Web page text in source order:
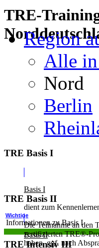
TRE-
Region
Alle
Nord
Berlin
TRE Basis I
Basis I
dient zum
Die Teilnahme an den
zertifizierten TRE®-
haben, ggf. nach
Wichtige
Informationen zu Basis I
TRE Basis II
Basis II
TRE Intensiv III